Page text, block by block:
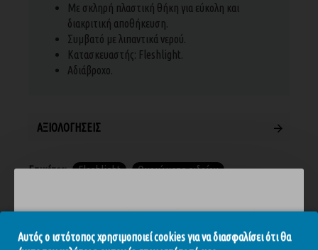
Αυτός ο ιστότοπος χρησιμοποιεί cookies για να διασφαλίσει ότι θα
Με σκληρή πλαστική θήκη για εύκολη και
διακριτική αποθήκευση.
Συμβατό με λιπαντικά νερού.
Κατασκευαστής: Fleshlight.
Αδιάβροχο.
ΑΞΙΟΛΟΓΉΣΕΙΣ
Ετικέτες: Fleshlight Ομοιώματα αιδοίου